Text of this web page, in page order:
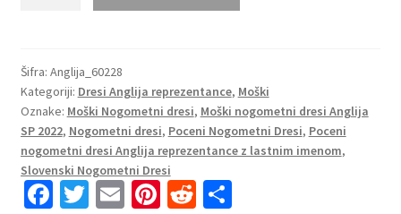
Domači
SP
2022
Kratek
Rokav
+
Kratke
Šifra: Anglija_60228
Kategoriji: Dresi Anglija reprezentance, Moški
Oznake: Moški Nogometni dresi, Moški nogometni dresi Anglija
SP 2022, Nogometni dresi, Poceni Nogometni Dresi, Poceni
nogometni dresi Anglija reprezentance z lastnim imenom,
Slovenski Nogometni Dresi
Fa T E Pi R S